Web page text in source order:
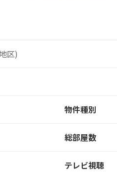
区)
物件種別
総部屋数
テレビ視聴